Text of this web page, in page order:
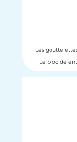
Les
Le biocide